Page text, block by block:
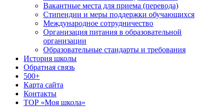
Вакантные места для приема (перевода)
Стипендии и меры поддержки обучающихся
Международное сотрудничество
Организация питания в образовательной
организации
Образовательные стандарты и требования
История школы
Обратная связь
500+
Карта сайта
Контакты
ТОР «Моя школа»